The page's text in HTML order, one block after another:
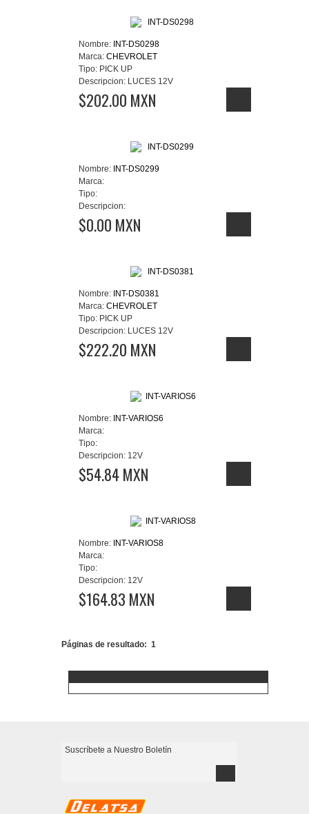
Nombre: INT-DS0298
Marca: CHEVROLET
Tipo: PICK UP
Descripcion: LUCES 12V
$202.00 MXN
Nombre: INT-DS0299
Marca:
Tipo:
Descripcion:
$0.00 MXN
Nombre: INT-DS0381
Marca: CHEVROLET
Tipo: PICK UP
Descripcion: LUCES 12V
$222.20 MXN
Nombre: INT-VARIOS6
Marca:
Tipo:
Descripcion: 12V
$54.84 MXN
Nombre: INT-VARIOS8
Marca:
Tipo:
Descripcion: 12V
$164.83 MXN
Páginas de resultado: 1